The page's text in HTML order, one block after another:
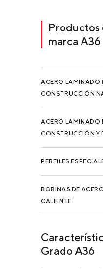
Productos
marca A36
ACERO LAMINADO
CONSTRUCCIÓN
ACERO LAMINADO
CONSTRUCCIÓN Y
PERFILES
BOBINAS DE
CALIENTE
Grado A36